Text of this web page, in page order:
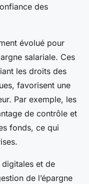
des
évolué pour
salariale. Ces
les droits des
favorisent une
Par exemple, les
de contrôle et
fonds, ce qui
digitales et de
de l’épargne